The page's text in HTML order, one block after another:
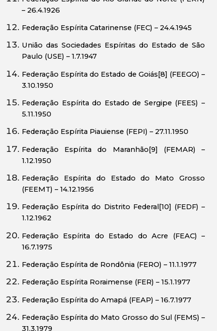
– 26.4.1926
Federação Espírita Catarinense (FEC) – 24.4.1945
União das Sociedades Espíritas do Estado de São
Paulo (USE) – 1.7.1947
Federação Espírita do Estado de Goiás[8] (FEEGO) –
3.10.1950
Federação Espírita do Estado de Sergipe (FEES) –
5.11.1950
Federação Espírita Piauiense (FEPI) – 27.11.1950
Federação Espírita do Maranhão[9] (FEMAR) –
1.12.1950
Federação Espírita do Estado do Mato Grosso
(FEEMT) – 14.12.1956
Federação Espírita do Distrito Federal[10] (FEDF) –
1.12.1962
Federação Espírita do Estado do Acre (FEAC) –
16.7.1975
Federação Espírita de Rondônia (FERO) – 11.1.1977
Federação Espírita Roraimense (FER) – 15.1.1977
Federação Espírita do Amapá (FEAP) – 16.7.1977
Federação Espírita do Mato Grosso do Sul (FEMS) –
31.3.1979